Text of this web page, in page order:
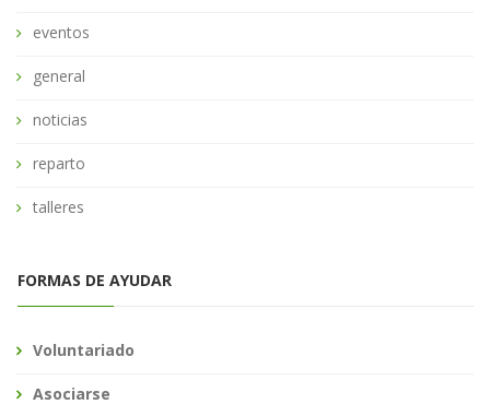
eventos
general
noticias
reparto
talleres
FORMAS DE AYUDAR
Voluntariado
Asociarse